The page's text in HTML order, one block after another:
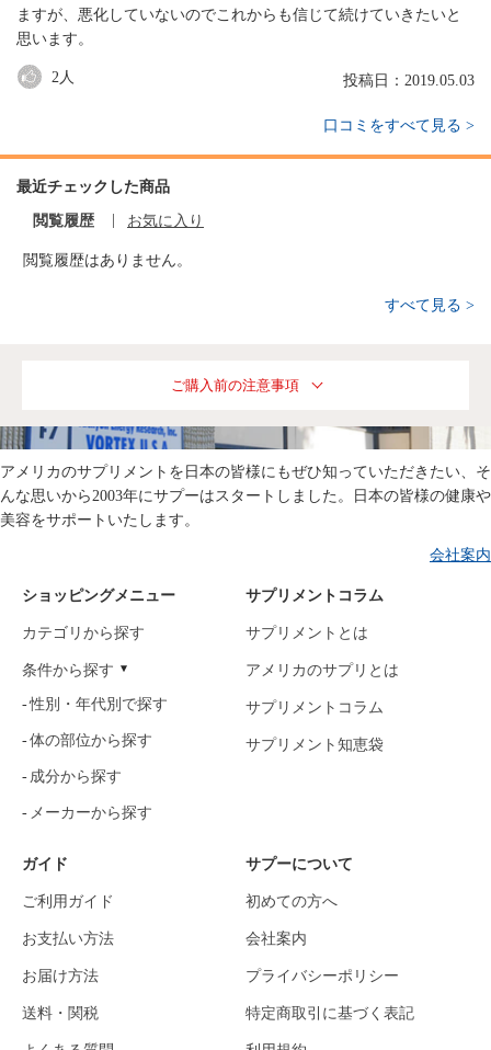
ますが、悪化していないのでこれからも信じて続けていきたいと
思います。
投稿日：2019.05.03
2 人
口コミをすべて見る >
最近チェックした商品
閲覧履歴 お気に入り
閲覧履歴はありません。
すべて見る >
ご購入前の注意事項
アメリカのサプリメントを日本の皆様にもぜひ知っていただきたい、そ
んな思いから2003年にサプーはスタートしました。日本の皆様の健康や
美容をサポートいたします。
会社案内
ショッピングメニュー
カテゴリから探す
条件から探す
性別・年代別で探す
体の部位から探す
成分から探す
メーカーから探す
ガイド
ご利用ガイド
お支払い方法
お届け方法
送料・関税
サプリメントコラム
サプリメントとは
アメリカのサプリとは
サプリメントコラム
サプリメント知恵袋
サプーについて
初めての方へ
会社案内
プライバシーポリシー
特定商取引に基づく表記